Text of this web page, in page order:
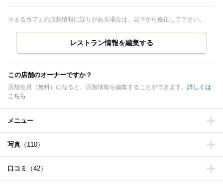
※まるカフェの店舗情報に誤りがある場合は、以下から修正して下さい。
この店舗のオーナーですか？
店舗会員（無料）になると、店舗情報を編集することができます。 詳しくは
こちら
メニュー
写真 （110）
口コミ （42）